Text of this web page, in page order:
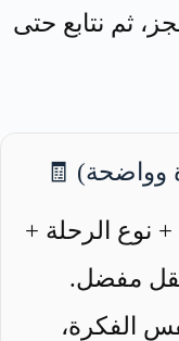
ثم نتابع حتى
وواضحة) 🧾
+ نوع الرحلة +
مفضل.
الفكرة،